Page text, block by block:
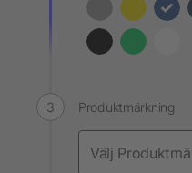
Produktmärkning